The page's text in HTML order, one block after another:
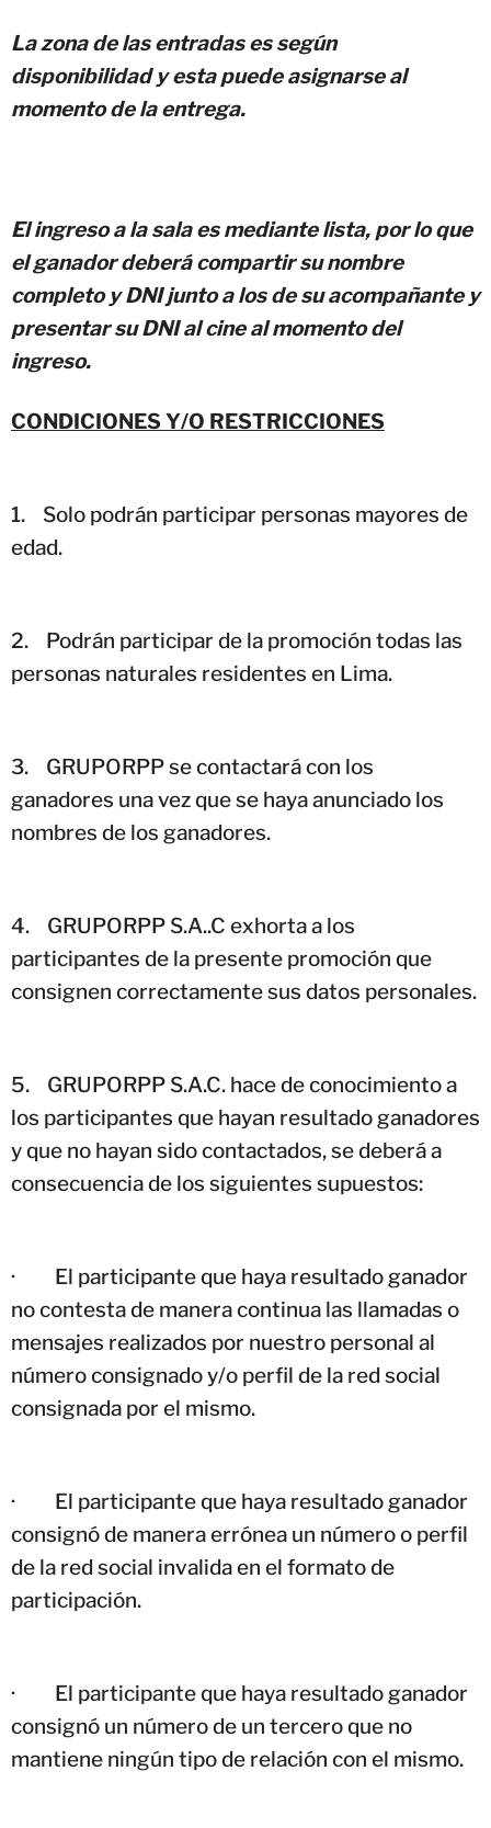
La zona de las entradas es según
disponibilidad y esta puede asignarse al
momento de la entrega.
El ingreso a la sala es mediante lista, por lo que
el ganador deberá compartir su nombre
completo y DNI junto a los de su acompañante y
presentar su DNI al cine al momento del
ingreso.
CONDICIONES Y/O RESTRICCIONES
1. Solo podrán participar personas mayores de
edad.
2. Podrán participar de la promoción todas las
personas naturales residentes en Lima.
3. GRUPORPP se contactará con los
ganadores una vez que se haya anunciado los
nombres de los ganadores.
4. GRUPORPP S.A..C exhorta a los
participantes de la presente promoción que
consignen correctamente sus datos personales.
5. GRUPORPP S.A.C. hace de conocimiento a
los participantes que hayan resultado ganadores
y que no hayan sido contactados, se deberá a
consecuencia de los siguientes supuestos:
· El participante que haya resultado ganador
no contesta de manera continua las llamadas o
mensajes realizados por nuestro personal al
número consignado y/o perfil de la red social
consignada por el mismo.
· El participante que haya resultado ganador
consignó de manera errónea un número o perfil
de la red social invalida en el formato de
participación.
· El participante que haya resultado ganador
consignó un número de un tercero que no
mantiene ningún tipo de relación con el mismo.